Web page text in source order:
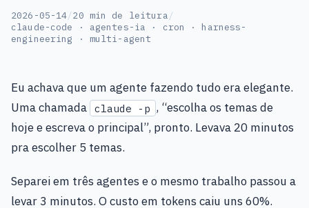
2026-05-14/20 min de leitura/
claude-code · agentes-ia · cron · harness-
engineering · multi-agent
Eu achava que um agente fazendo tudo era elegante.
Uma chamada claude -p , “escolha os temas de
hoje e escreva o principal”, pronto. Levava 20 minutos
pra escolher 5 temas.
Separei em três agentes e o mesmo trabalho passou a
levar 3 minutos. O custo em tokens caiu uns 60%.